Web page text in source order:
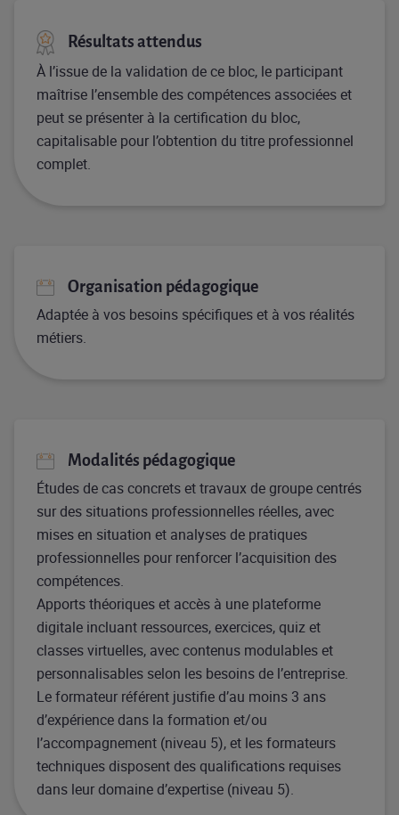
Résultats attendus
À l’issue de la validation de ce bloc, le participant
maîtrise l’ensemble des compétences associées et
peut se présenter à la certification du bloc,
capitalisable pour l’obtention du titre professionnel
complet.
Organisation pédagogique
Adaptée à vos besoins spécifiques et à vos réalités
métiers.
Modalités pédagogique
Études de cas concrets et travaux de groupe centrés
sur des situations professionnelles réelles, avec
mises en situation et analyses de pratiques
professionnelles pour renforcer l’acquisition des
compétences.
Apports théoriques et accès à une plateforme
digitale incluant ressources, exercices, quiz et
classes virtuelles, avec contenus modulables et
personnalisables selon les besoins de l’entreprise.
Le formateur référent justifie d’au moins 3 ans
d’expérience dans la formation et/ou
l’accompagnement (niveau 5), et les formateurs
techniques disposent des qualifications requises
dans leur domaine d’expertise (niveau 5).